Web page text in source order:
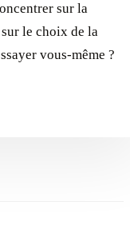
sur la
le choix de la
vous-même ?